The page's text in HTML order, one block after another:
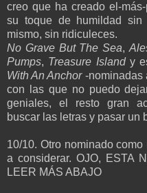
creo que ha creado el-
su toque de humildad
mismo, sin ridiculeces.
No Grave But The Sea,
Pumps, Treasure Islandy
With An Anchor-nominadas
con las que no puedo
geniales, el resto gran
buscar las letras y pasar un
10/10. Otro nominado
a considerar. OJO, ESTA
LEER MÁS ABAJO